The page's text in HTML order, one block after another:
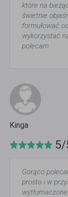
które na
świetnie
formułować
wykorzystać
polecam .
Kinga
5/
Gorąco
prosto i w